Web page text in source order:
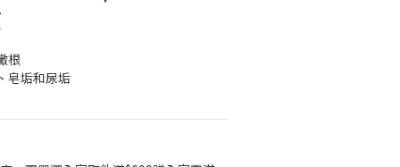
根
皂垢和尿垢